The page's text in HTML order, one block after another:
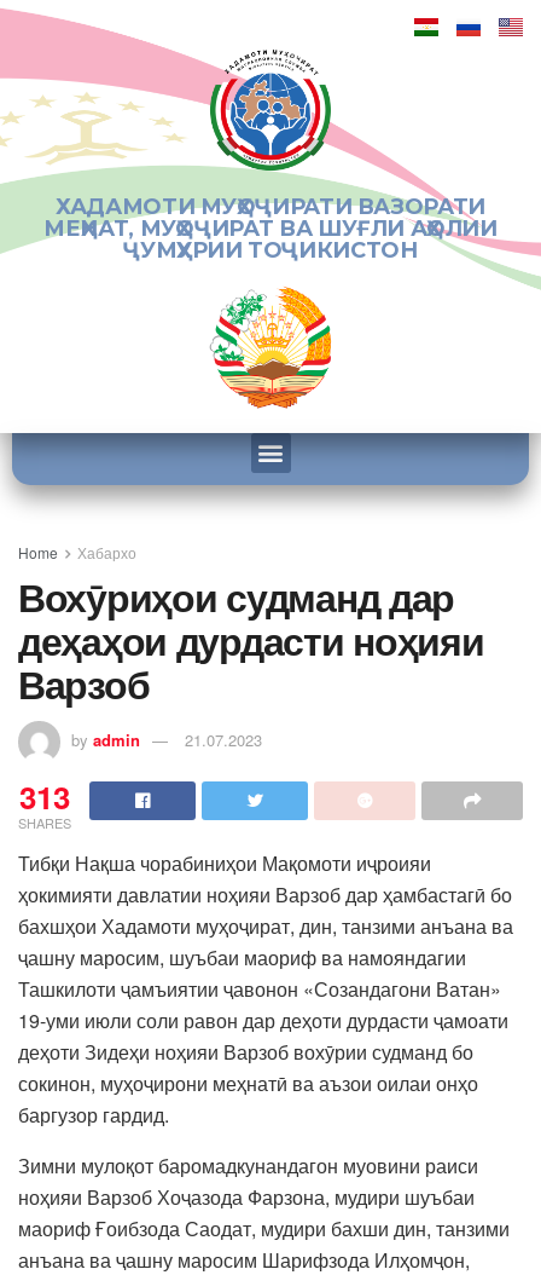
ХАДАМОТИ МУҲОҶИРАТИ ВАЗОРАТИ
МЕҲНАТ, МУҲОҶИРАТ ВА ШУҒЛИ АҲОЛИИ
ҶУМҲУРИИ ТОҶИКИСТОН
Home Хабархо
Вохӯриҳои судманд дар
деҳаҳои дурдасти ноҳияи
Варзоб
by admin 21.07.2023
313
SHARES
Тибқи Нақша чорабиниҳои Мақомоти иҷроияи
ҳокимияти давлатии ноҳияи Варзоб дар ҳамбастагӣ бо
бахшҳои Хадамоти муҳоҷират, дин, танзими анъана ва
ҷашну маросим, шуъбаи маориф ва намояндагии
Ташкилоти ҷамъиятии ҷавонон «Созандагони Ватан»
19-уми июли соли равон дар деҳоти дурдасти ҷамоати
деҳоти Зидеҳи ноҳияи Варзоб вохӯрии судманд бо
сокинон, муҳоҷирони меҳнатӣ ва аъзои оилаи онҳо
баргузор гардид.
Зимни мулоқот баромадкунандагон муовини раиси
ноҳияи Варзоб Хоҷазода Фарзона, мудири шуъбаи
маориф Ғоибзода Саодат, мудири бахши дин, танзими
анъана ва ҷашну маросим Шарифзода Илҳомҷон,